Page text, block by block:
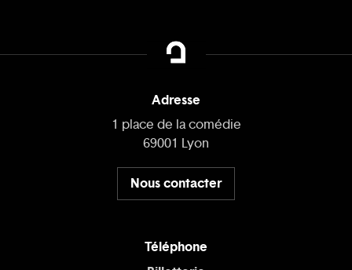
Adresse
1 place de la comédie
69001 Lyon
Nous contacter
Téléphone